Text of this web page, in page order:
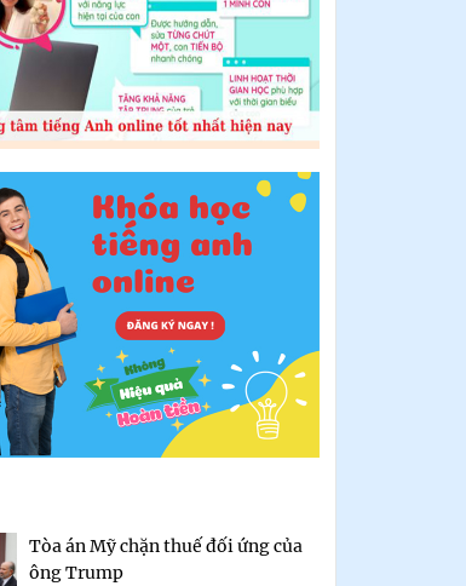
Tòa án Mỹ chặn thuế đối ứng của
ông Trump